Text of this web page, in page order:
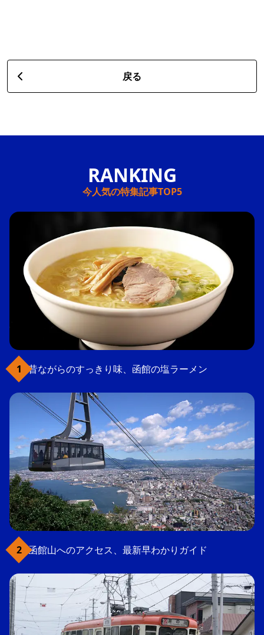
戻る
今人気の特集記事TOP5
昔ながらのすっきり味、函館の塩ラーメン
函館山へのアクセス、最新早わかりガイド